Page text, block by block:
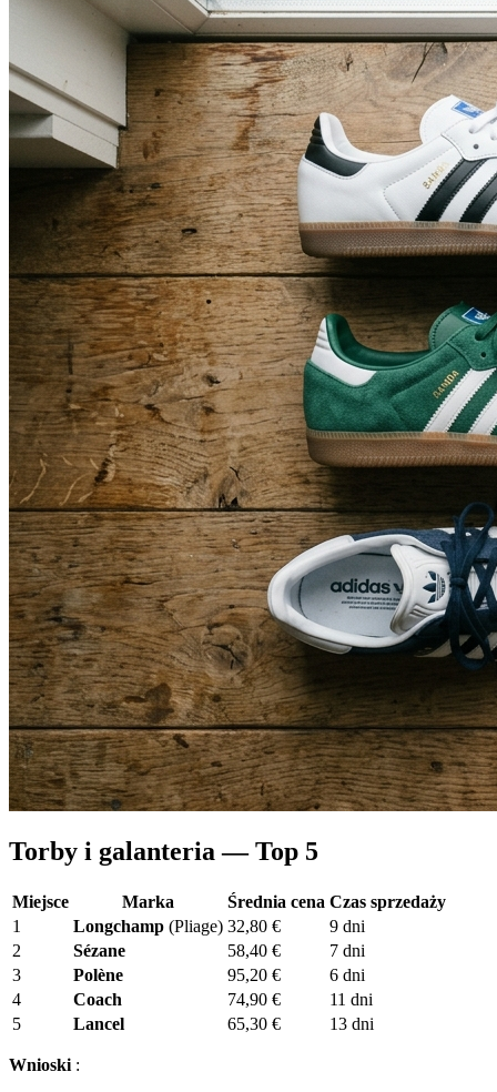
Torby i galanteria — Top 5
Miejsce Marka Średnia cena Czas sprzedaży
1
Longchamp (Pliage) 32,80 €
9 dni
2
Sézane 58,40 €
7 dni
3
Polène 95,20 €
6 dni
4
Coach 74,90 €
11 dni
5
Lancel 65,30 € 13 dni
Wnioski :